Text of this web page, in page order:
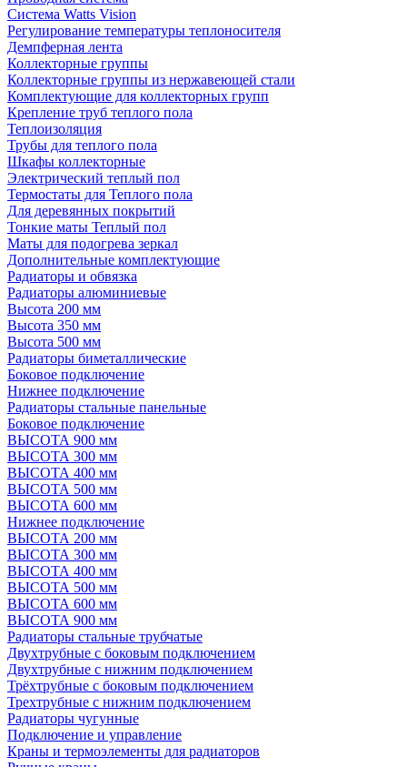
Система Watts Vision
Регулирование температуры теплоносителя
Демпферная лента
Коллекторные группы
Коллекторные группы из нержавеющей стали
Комплектующие для коллекторных групп
Крепление труб теплого пола
Теплоизоляция
Трубы для теплого пола
Шкафы коллекторные
Электрический теплый пол
Термостаты для Теплого пола
Для деревянных покрытий
Тонкие маты Теплый пол
Маты для подогрева зеркал
Дополнительные комплектующие
Радиаторы и обвязка
Радиаторы алюминиевые
Высота 200 мм
Высота 350 мм
Высота 500 мм
Радиаторы биметаллические
Боковое подключение
Нижнее подключение
Радиаторы стальные панельные
Боковое подключение
ВЫСОТА 900 мм
ВЫСОТА 300 мм
ВЫСОТА 400 мм
ВЫСОТА 500 мм
ВЫСОТА 600 мм
Нижнее подключение
ВЫСОТА 200 мм
ВЫСОТА 300 мм
ВЫСОТА 400 мм
ВЫСОТА 500 мм
ВЫСОТА 600 мм
ВЫСОТА 900 мм
Радиаторы стальные трубчатые
Двухтрубные с боковым подключением
Двухтрубные с нижним подключением
Трёхтрубные с боковым подключением
Трехтрубные с нижним подключением
Радиаторы чугунные
Подключение и управление
Краны и термоэлементы для радиаторов